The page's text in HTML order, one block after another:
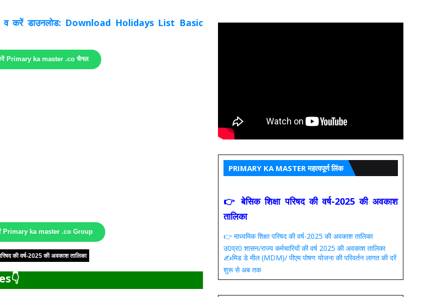
देखें व करें डाउनलोड: Download Holidays List Basic
Primary ka master .co चैनल
Primary ka master .co Group
की वर्ष-2025 की अवकाश तालिका
PRIMARY KA MASTER महत्वपूर्ण लिंक
👉 बेसिक शिक्षा परिषद की वर्ष-2025 की अवकाश
तालिका
👉 माध्यमिक शिक्षा परिषद की वर्ष-2025 की अवकाश तालिका
उ0प्र0 शासन/राज्य कर्मचारियों की वर्ष 2025 की अवकाश तालिका
✍️मिड डे मील (MDM)/ पीएम पोषण योजना की परिवर्तन लागत की दरें
शुरू से अब तक